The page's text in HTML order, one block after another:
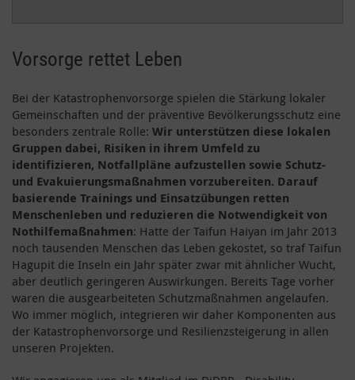
Vorsorge rettet Leben
Bei der Katastrophenvorsorge spielen die Stärkung lokaler
Gemeinschaften und der präventive Bevölkerungsschutz eine
besonders zentrale Rolle: Wir unterstützen diese lokalen
Gruppen dabei, Risiken in ihrem Umfeld zu
identifizieren, Notfallpläne aufzustellen sowie Schutz-
und Evakuierungsmaßnahmen vorzubereiten. Darauf
basierende Trainings und Einsatzübungen retten
Menschenleben und reduzieren die Notwendigkeit von
Nothilfemaßnahmen: Hatte der Taifun Haiyan im Jahr 2013
noch tausenden Menschen das Leben gekostet, so traf Taifun
Hagupit die Inseln ein Jahr später zwar mit ähnlicher Wucht,
aber deutlich geringeren Auswirkungen. Bereits Tage vorher
waren die ausgearbeiteten Schutzmaßnahmen angelaufen.
Wo immer möglich, integrieren wir daher Komponenten aus
der Katastrophenvorsorge und Resilienzsteigerung in allen
unseren Projekten.